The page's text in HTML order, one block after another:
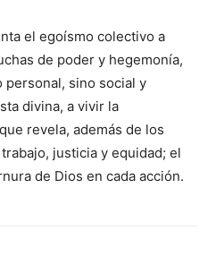
el egoísmo colectivo a
de poder y hegemonía,
personal, sino social y
divina, a vivir la
revela, además de los
justicia y equidad; el
de Dios en cada acción.